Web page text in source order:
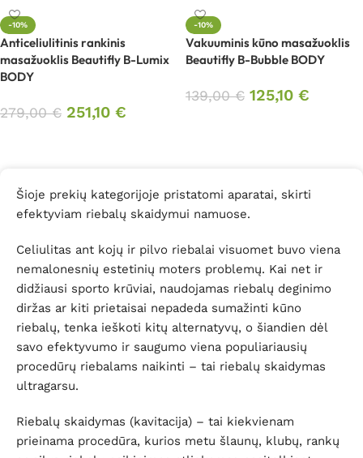
-10%
Anticeliulitinis rankinis
masažuoklis Beautifly B-Lumix
BODY
279,00€ 251,10 €
-10%
Vakuuminis kūno masažuoklis
Beautifly B-Bubble BODY
139,00€ 125,10 €
Šioje prekių kategorijoje pristatomi aparatai, skirti
efektyviam riebalų skaidymui namuose.
Celiulitas ant kojų ir pilvo riebalai visuomet buvo viena
nemalonesnių estetinių moters problemų. Kai net ir
didžiausi sporto krūviai, naudojamas riebalų deginimo
diržas ar kiti prietaisai nepadeda sumažinti kūno
riebalų, tenka ieškoti kitų alternatyvų, o šiandien dėl
savo efektyvumo ir saugumo viena populiariausių
procedūrų riebalams naikinti – tai riebalų skaidymas
ultragarsu.
Riebalų skaidymas (kavitacija) – tai kiekvienam
prieinama procedūra, kurios metu šlaunų, klubų, rankų